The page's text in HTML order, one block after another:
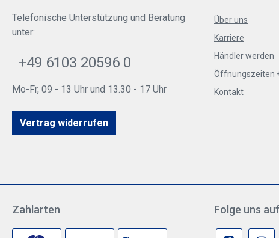
Telefonische Unterstützung und Beratung
unter:
+49 6103 20596 0
Mo-Fr, 09 - 13 Uhr und 13.30 - 17 Uhr
Vertrag widerrufen
Über uns
Karriere
Händler werden
Öffnungszeiten
Kontakt
Zahlarten Folge uns